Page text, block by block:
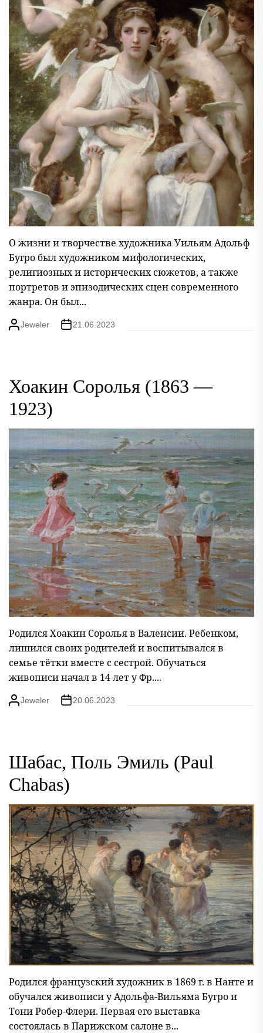
О жизни и творчестве художника Уильям Адольф
Бугро был художником мифологических,
религиозных и исторических сюжетов, а также
портретов и эпизодических сцен современного
жанра. Он был...
Jeweler 21.06.2023
Хоакин Соролья (1863 —
1923)
Родился Хоакин Соролья в Валенсии. Ребенком,
лишился своих родителей и воспитывался в
семье тётки вместе с сестрой. Обучаться
живописи начал в 14 лет у Фр....
Jeweler 20.06.2023
Шабас, Поль Эмиль (Paul
Chabas)
Родился французский художник в 1869 г. в Нанте и
обучался живописи у Адольфа-Вильяма Бугро и
Тони Робер-Флери. Первая его выставка
состоялась в Парижском салоне в...